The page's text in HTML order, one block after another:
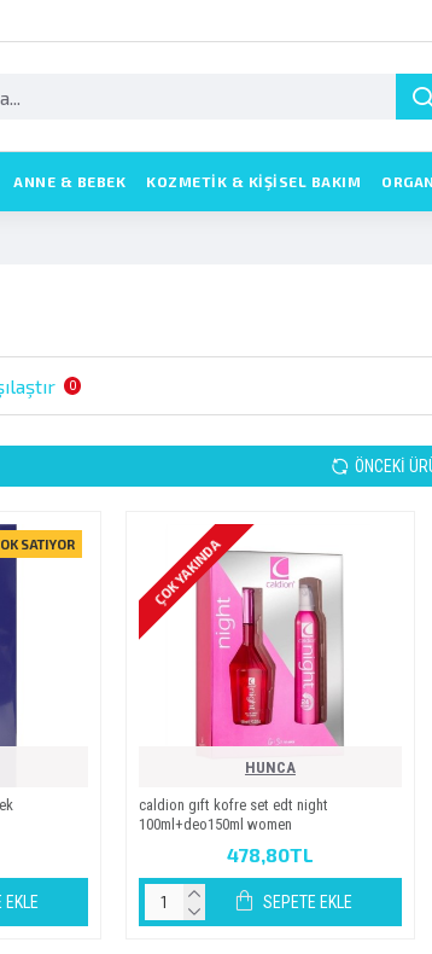
ANNE & BEBEK KOZMETIK & KIŞISEL BAKIM
0
ÖNCEKI
SATIYOR
EKLE
ÇOK YAKINDA
HUNCA
caldi̇on gift kofre set edt ni̇ght
100ml+deo150ml women
478,80TL
SEPETE EKLE